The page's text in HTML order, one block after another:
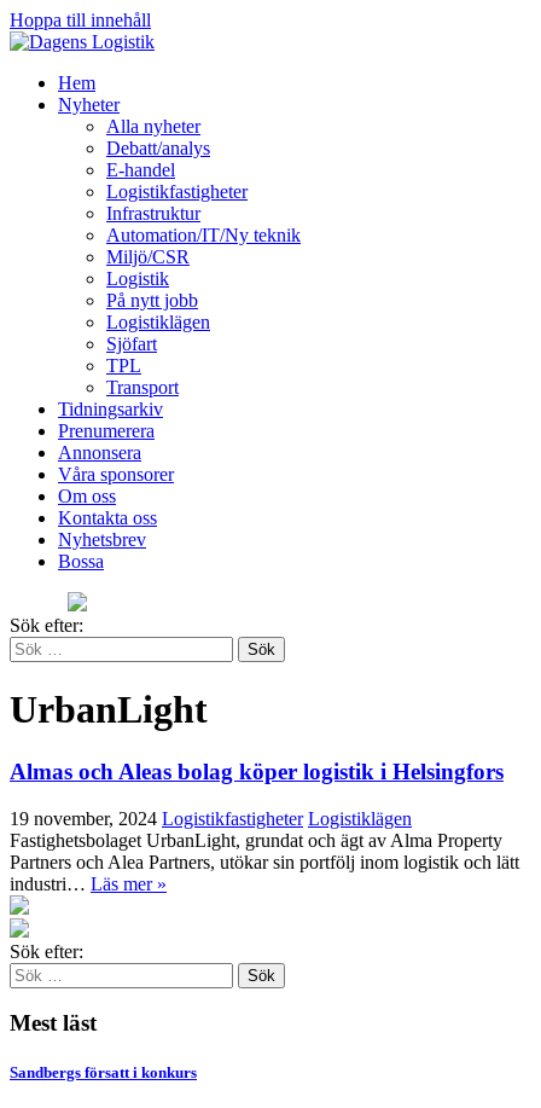
Hoppa till innehåll
Hem
Nyheter
Alla nyheter
Debatt/analys
E-handel
Logistikfastigheter
Infrastruktur
Automation/IT/Ny teknik
Miljö/CSR
Logistik
På nytt jobb
Logistiklägen
Sjöfart
TPL
Transport
Tidningsarkiv
Prenumerera
Annonsera
Våra sponsorer
Om oss
Kontakta oss
Nyhetsbrev
Bossa
Sök efter:
UrbanLight
Almas och Aleas bolag köper logistik i Helsingfors
19 november, 2024 Logistikfastigheter Logistiklägen
Fastighetsbolaget UrbanLight, grundat och ägt av Alma Property
Partners och Alea Partners, utökar sin portfölj inom logistik och lätt
industri… Läs mer »
Sök efter:
Mest läst
Sandbergs försatt i konkurs